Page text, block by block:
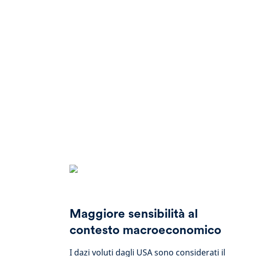
Maggiore sensibilità al
contesto macroeconomico
I dazi voluti dagli USA sono considerati il